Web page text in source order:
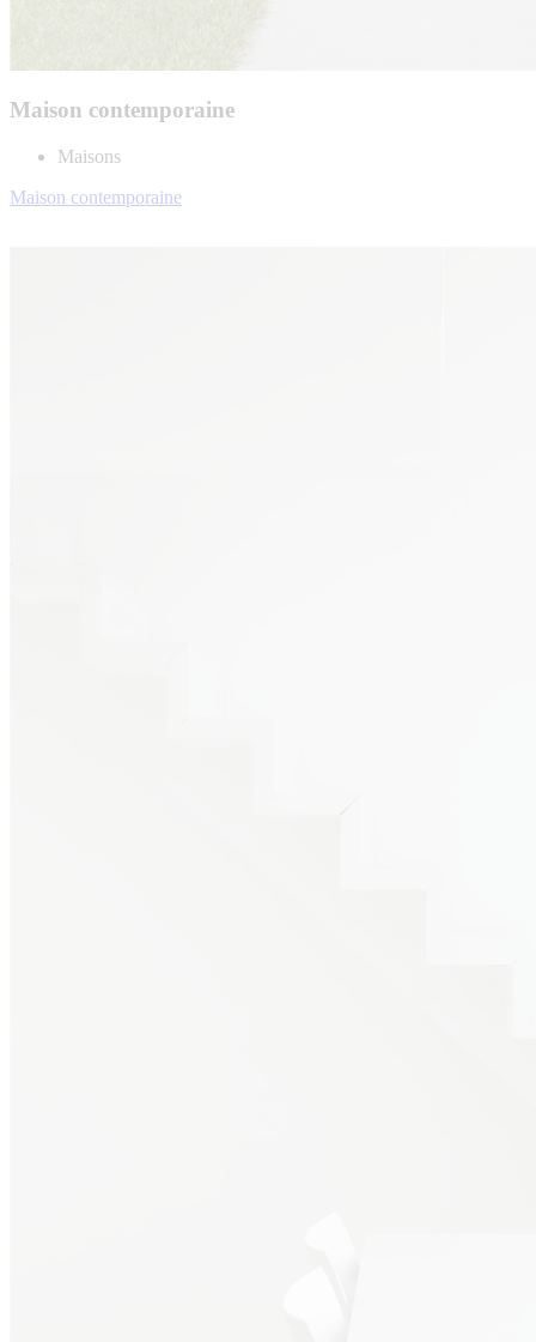
Maison contemporaine
Maisons
Maison contemporaine